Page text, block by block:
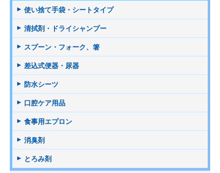
使い捨て手袋・シートタイプ
清拭剤・ドライシャンプー
スプーン・フォーク、箸
差込式便器・尿器
防水シーツ
口腔ケア用品
食事用エプロン
消臭剤
とろみ剤